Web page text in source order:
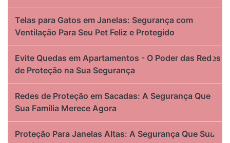
Telas para Gatos em Janelas: Segurança com
Ventilação Para Seu Pet Feliz e Protegido
Evite Quedas em Apartamentos - O Poder das Redes
de Proteção na Sua Segurança
Redes de Proteção em Sacadas: A Segurança Que
Sua Família Merece Agora
Proteção Para Janelas Altas: A Segurança Que Sua